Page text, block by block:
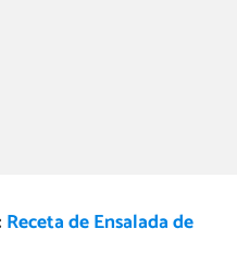
Receta de Ensalada de